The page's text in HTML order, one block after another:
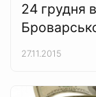
24 грудня
27.11.2015